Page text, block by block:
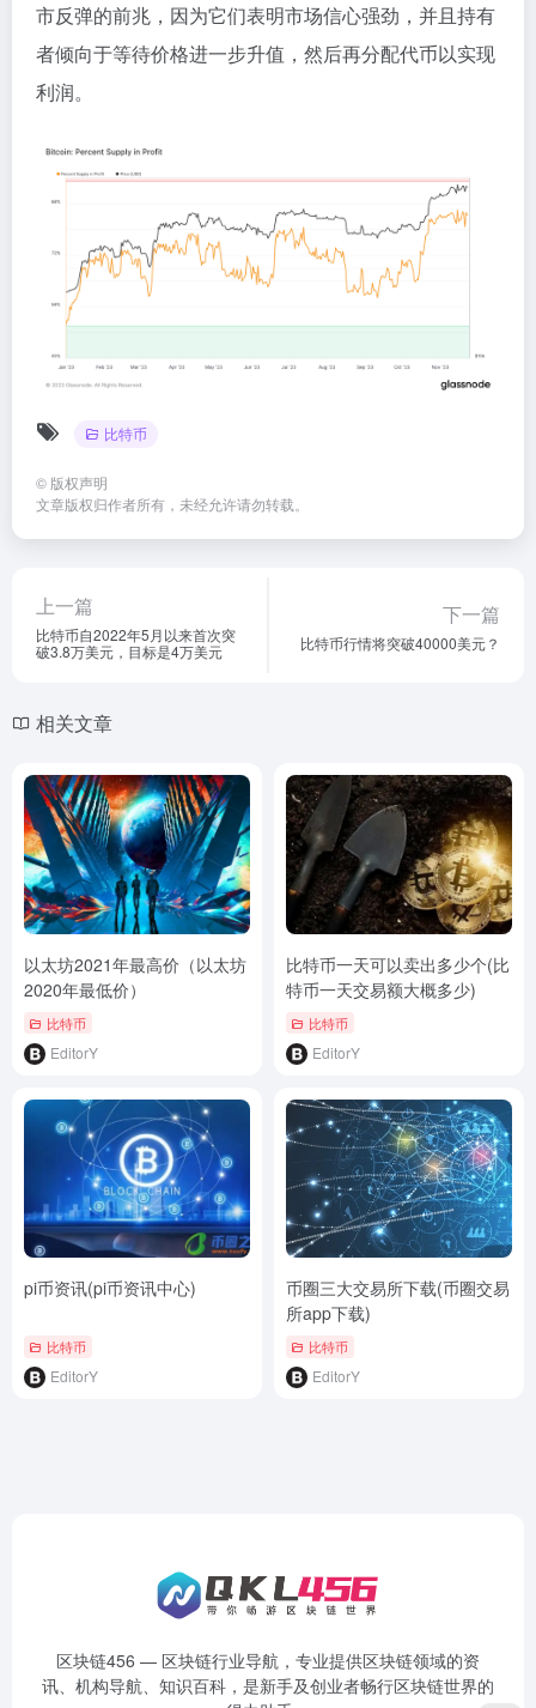
市反弹的前兆，因为它们表明市场信心强劲，并且持有
者倾向于等待价格进一步升值，然后再分配代币以实现
利润。
比特币
© 版权声明
文章版权归作者所有，未经允许请勿转载。
上一篇
比特币自2022年5月以来首次突
破3.8万美元，目标是4万美元
下一篇
比特币行情将突破40000美元？
相关文章
以太坊2021年最高价（以太坊
2020年最低价）
比特币
EditorY
比特币一天可以卖出多少个(比
特币一天交易额大概多少)
比特币
EditorY
pi币资讯(pi币资讯中心)
比特币
EditorY
币圈三大交易所下载(币圈交易
所app下载)
比特币
EditorY
区块链456 — 区块链行业导航，专业提供区块链领域的资
讯、机构导航、知识百科，是新手及创业者畅行区块链世界的